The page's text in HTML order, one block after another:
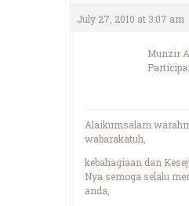
July 27, 2010 at 3:07 am
Munzir
Alaikumsalam
wabarakatuh,
kebahagiaan dan
Nya semoga selalu
anda,